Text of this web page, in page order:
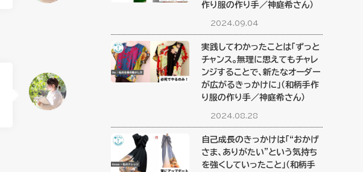
作り服の作り手／神庭希さん）
2024.09.04
実践してわかったことは「ずっと
チャンス。無理に思えてもチャレ
ンジすることで、新たなオーダー
が広がるきっかけに」（和柄手作
り服の作り手／神庭希さん）
2024.08.28
自己成長のきっかけは「“おかげ
さま、ありがたい”という気持ち
を強くしていったこと」（和柄手